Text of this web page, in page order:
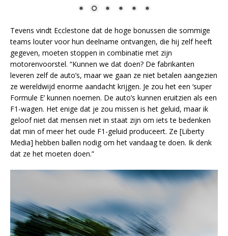
Tevens vindt Ecclestone dat de hoge bonussen die sommige
teams louter voor hun deelname ontvangen, die hij zelf heeft
gegeven, moeten stoppen in combinatie met zijn
motorenvoorstel. “Kunnen we dat doen? De fabrikanten
leveren zelf de auto’s, maar we gaan ze niet betalen aangezien
ze wereldwijd enorme aandacht krijgen. Je zou het een ‘super
Formule E’ kunnen noemen. De auto’s kunnen eruitzien als een
F1-wagen. Het enige dat je zou missen is het geluid, maar ik
geloof niet dat mensen niet in staat zijn om iets te bedenken
dat min of meer het oude F1-geluid produceert. Ze [Liberty
Media] hebben ballen nodig om het vandaag te doen. Ik denk
dat ze het moeten doen.”